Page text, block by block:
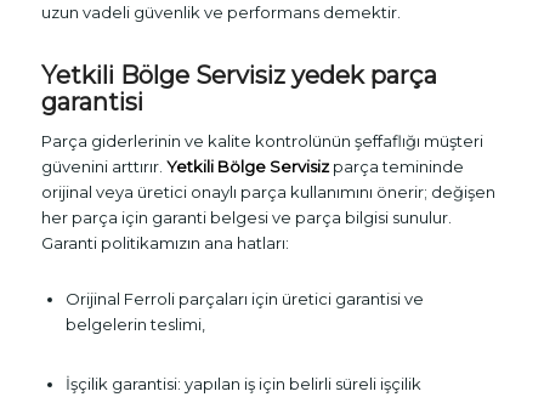
uzun vadeli güvenlik ve performans demektir.
Yetkili Bölge Servisiz yedek parça
garantisi
Parça giderlerinin ve kalite kontrolünün şeffaflığı müşteri
güvenini arttırır. Yetkili Bölge Servisizparça temininde
orijinal veya üretici onaylı parça kullanımını önerir; değişen
her parça için garanti belgesi ve parça bilgisi sunulur.
Garanti politikamızın ana hatları:
Orijinal Ferroli parçaları için üretici garantisi ve
belgelerin teslimi,
İşçilik garantisi: yapılan iş için belirli süreli işçilik